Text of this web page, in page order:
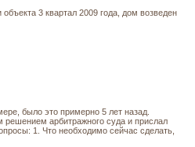
3 квартал 2009 года, дом возведен
было это примерно 5 лет назад.
решением арбитражного суда и прислал
1. Что необходимо сейчас сделать,